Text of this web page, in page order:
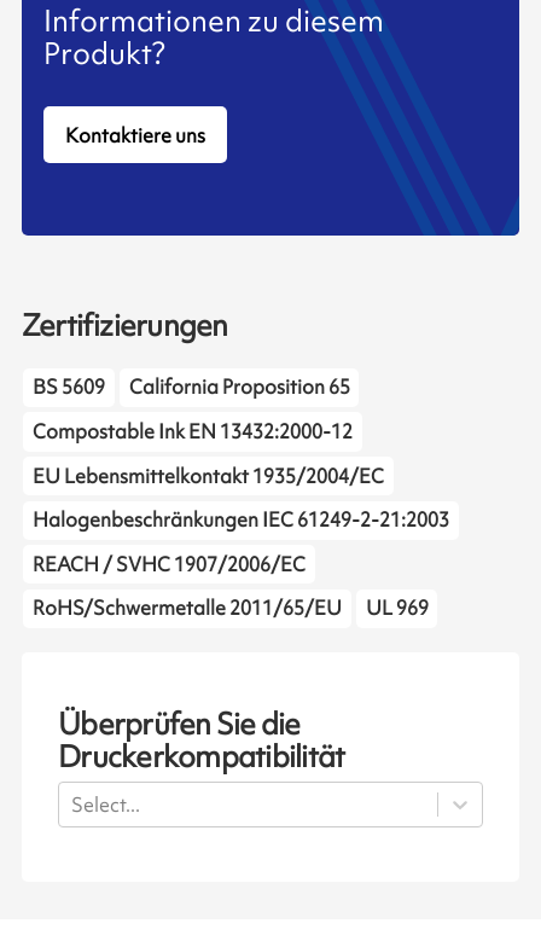
Informationen zu diesem
Produkt?
Kontaktiere uns
Zertifizierungen
BS 5609
California Proposition 65
Compostable Ink EN 13432:2000-12
EU Lebensmittelkontakt 1935/2004/EC
Halogenbeschränkungen IEC 61249-2-21:2003
REACH / SVHC 1907/2006/EC
RoHS/Schwermetalle 2011/65/EU
UL 969
Überprüfen Sie die
Druckerkompatibilität
Select...